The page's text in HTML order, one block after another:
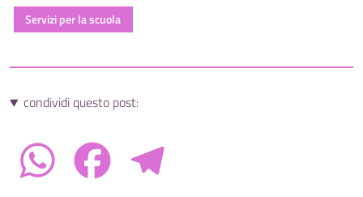
Servizi per la scuola
condividi questo post:
WhatsApp Facebook